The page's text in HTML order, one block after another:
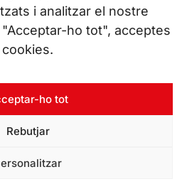
i analitzar el nostre
ho tot", acceptes
ho tot
Rebutjar
300